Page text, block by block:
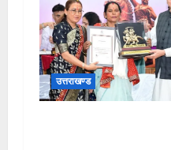
उत्तराखण्ड